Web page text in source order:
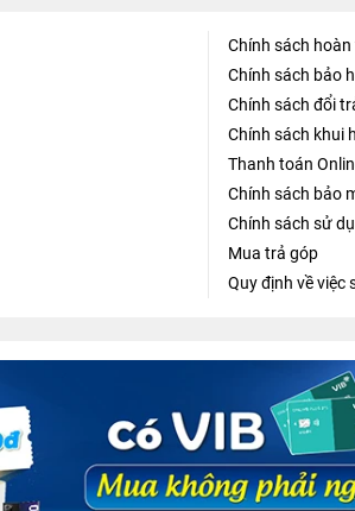
Chính sách hoàn
Chính sách bảo
Chính sách đổi
Chính sách khui
Thanh toán
Chính sách bảo
Chính sách sử
Mua trả góp
Quy định về việc